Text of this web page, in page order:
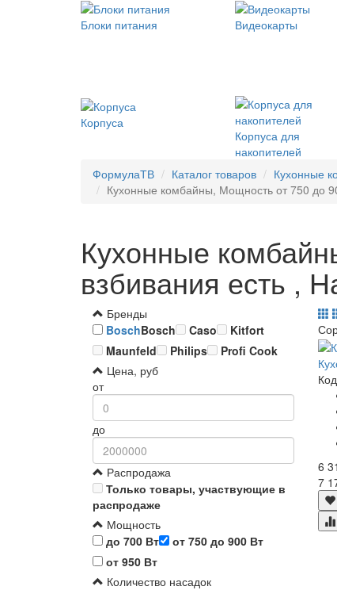
Блоки питания
Видеокарты
Корпуса
Корпуса для
накопителей
ФормулаТВ Каталог товаров
Кухонные
Кухонные комбайны, Мощность от 750 до
Кухонные
взбивания есть ,
Бренды
BoschBosch Caso
Kitfort
Maunfeld
Philips
Profi Cook
Цена, руб
от
до
Распродажа
Только товары, участвующие в
распродаже
Мощность
до 700 Вт
от 750 до 900 Вт
от 950 Вт
Количество насадок
6
7